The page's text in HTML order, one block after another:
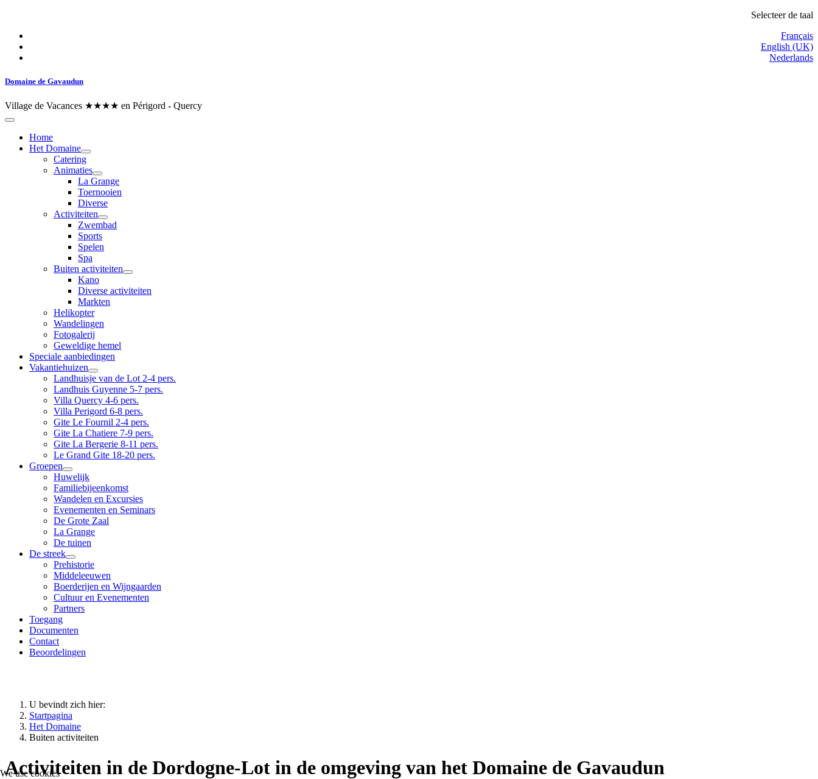
Selecteer de taal
Français
English (UK)
Nederlands
Domaine de Gavaudun
Village de Vacances ★★★★ en Périgord - Quercy
Home
Het Domaine
Catering
Animaties
La Grange
Toernooien
Diverse
Activiteiten
Zwembad
Sports
Spelen
Spa
Buiten activiteiten
Kano
Diverse activiteiten
Markten
Helikopter
Wandelingen
Fotogalerij
Geweldige hemel
Speciale aanbiedingen
Vakantiehuizen
Landhuisje van de Lot 2-4 pers.
Landhuis Guyenne 5-7 pers.
Villa Quercy 4-6 pers.
Villa Perigord 6-8 pers.
Gite Le Fournil 2-4 pers.
Gite La Chatiere 7-9 pers.
Gite La Bergerie 8-11 pers.
Le Grand Gite 18-20 pers.
Groepen
Huwelijk
Familiebijeenkomst
Wandelen en Excursies
Evenementen en Seminars
De Grote Zaal
La Grange
De tuinen
De streek
Prehistorie
Middeleeuwen
Boerderijen en Wijngaarden
Cultuur en Evenementen
Partners
Toegang
Documenten
Contact
Beoordelingen
U bevindt zich hier:
Startpagina
Het Domaine
Buiten activiteiten
Activiteiten in de Dordogne-Lot in de omgeving van het Domaine de Gavaudun
We use cookies